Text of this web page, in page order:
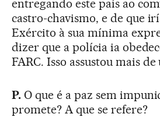
entregando este país ao
castro-chavismo, e de que
Exército à sua mínima
dizer que a polícia ia
FARC. Isso assustou mais de
P.O que é a paz sem
promete? A que se refere?